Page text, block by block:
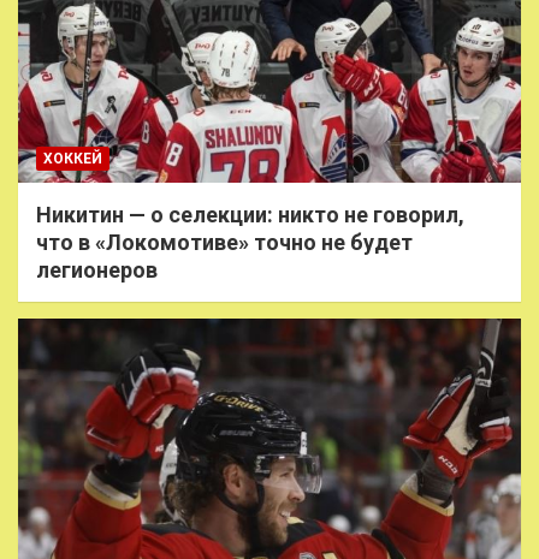
ХОККЕЙ
Никитин — о селекции: никто не говорил,
что в «Локомотиве» точно не будет
легионеров